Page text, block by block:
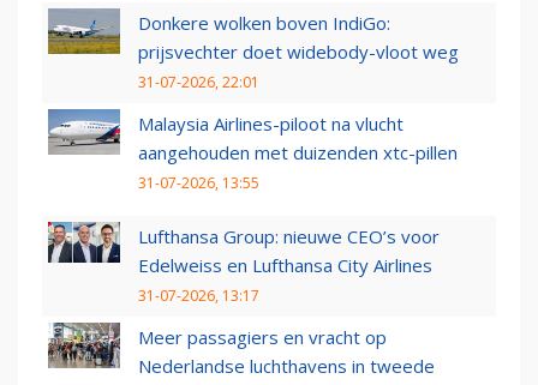
Donkere wolken boven IndiGo:
prijsvechter doet widebody-vloot weg
31-07-2026, 22:01
Malaysia Airlines-piloot na vlucht
aangehouden met duizenden xtc-pillen
31-07-2026, 13:55
Lufthansa Group: nieuwe CEO’s voor
Edelweiss en Lufthansa City Airlines
31-07-2026, 13:17
Meer passagiers en vracht op
Nederlandse luchthavens in tweede